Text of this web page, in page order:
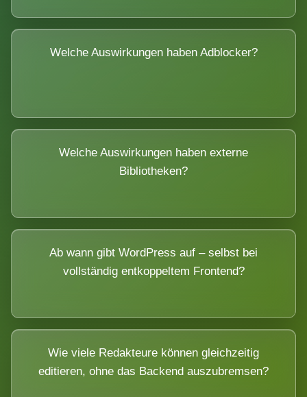
Welche Auswirkungen haben Adblocker?
Welche Auswirkungen haben externe
Bibliotheken?
Ab wann gibt WordPress auf – selbst bei
vollständig entkoppeltem Frontend?
Wie viele Redakteure können gleichzeitig
editieren, ohne das Backend auszubremsen?